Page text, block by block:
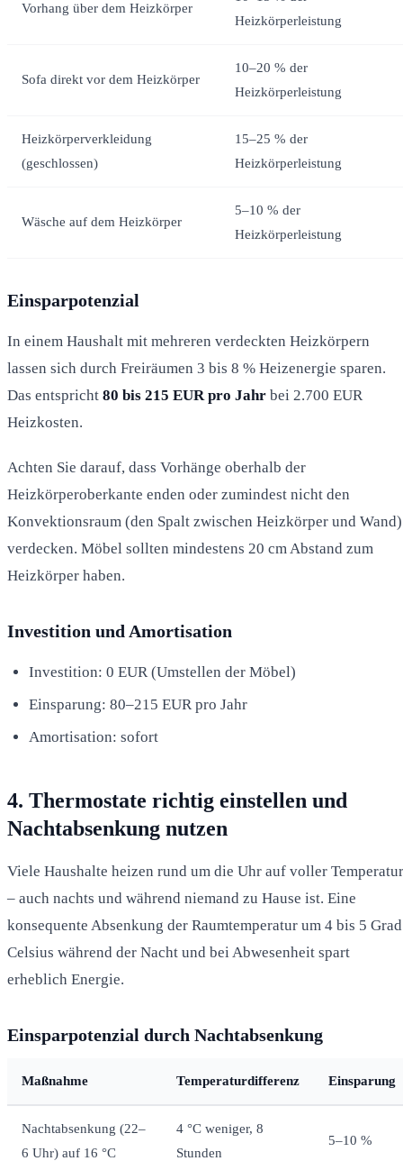
Vorhang über dem Heizkörper
Heizkörperleistung
Sofa direkt vor dem Heizkörper
10–20 % der
Heizkörperleistung
Heizkörperverkleidung
(geschlossen)
15–25 % der
Heizkörperleistung
Wäsche auf dem Heizkörper
5–10 % der
Heizkörperleistung
Einsparpotenzial
In einem Haushalt mit mehreren verdeckten Heizkörpern
lassen sich durch Freiräumen 3 bis 8 % Heizenergie sparen.
Das entspricht 80 bis 215 EUR pro Jahr bei 2.700 EUR
Heizkosten.
Achten Sie darauf, dass Vorhänge oberhalb der
Heizkörperoberkante enden oder zumindest nicht den
Konvektionsraum (den Spalt zwischen Heizkörper und Wand)
verdecken. Möbel sollten mindestens 20 cm Abstand zum
Heizkörper haben.
Investition und Amortisation
Investition: 0 EUR (Umstellen der Möbel)
Einsparung: 80–215 EUR pro Jahr
Amortisation: sofort
4. Thermostate richtig einstellen und
Nachtabsenkung nutzen
Viele Haushalte heizen rund um die Uhr auf voller Temperatur
– auch nachts und während niemand zu Hause ist. Eine
konsequente Absenkung der Raumtemperatur um 4 bis 5 Grad
Celsius während der Nacht und bei Abwesenheit spart
erheblich Energie.
Einsparpotenzial durch Nachtabsenkung
Maßnahme Temperaturdifferenz Einsparung
Nachtabsenkung (22–
6 Uhr) auf 16 °C
4 °C weniger, 8
Stunden
5–10 %